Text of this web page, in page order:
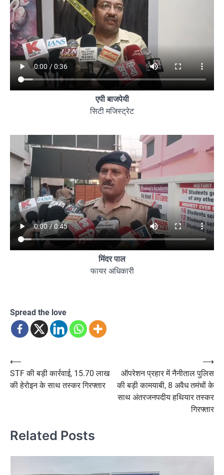
एपी बाजपेयी
सिटी मजिस्ट्रेट
मिंदर पाल
फायर अधिकारी
Spread the love
Post
navigation
⟵
STF की बड़ी कार्रवाई, 15.70 लाख
की हेरोइन के साथ तस्कर गिरफ्तार
ऑपरेशन प्रहार में नैनीताल पुलिस
की बड़ी कामयाबी, 8 अवैध तमंचों के
साथ अंतरजनपदीय हथियार तस्कर
गिरफ्तार
⟶
Related Posts